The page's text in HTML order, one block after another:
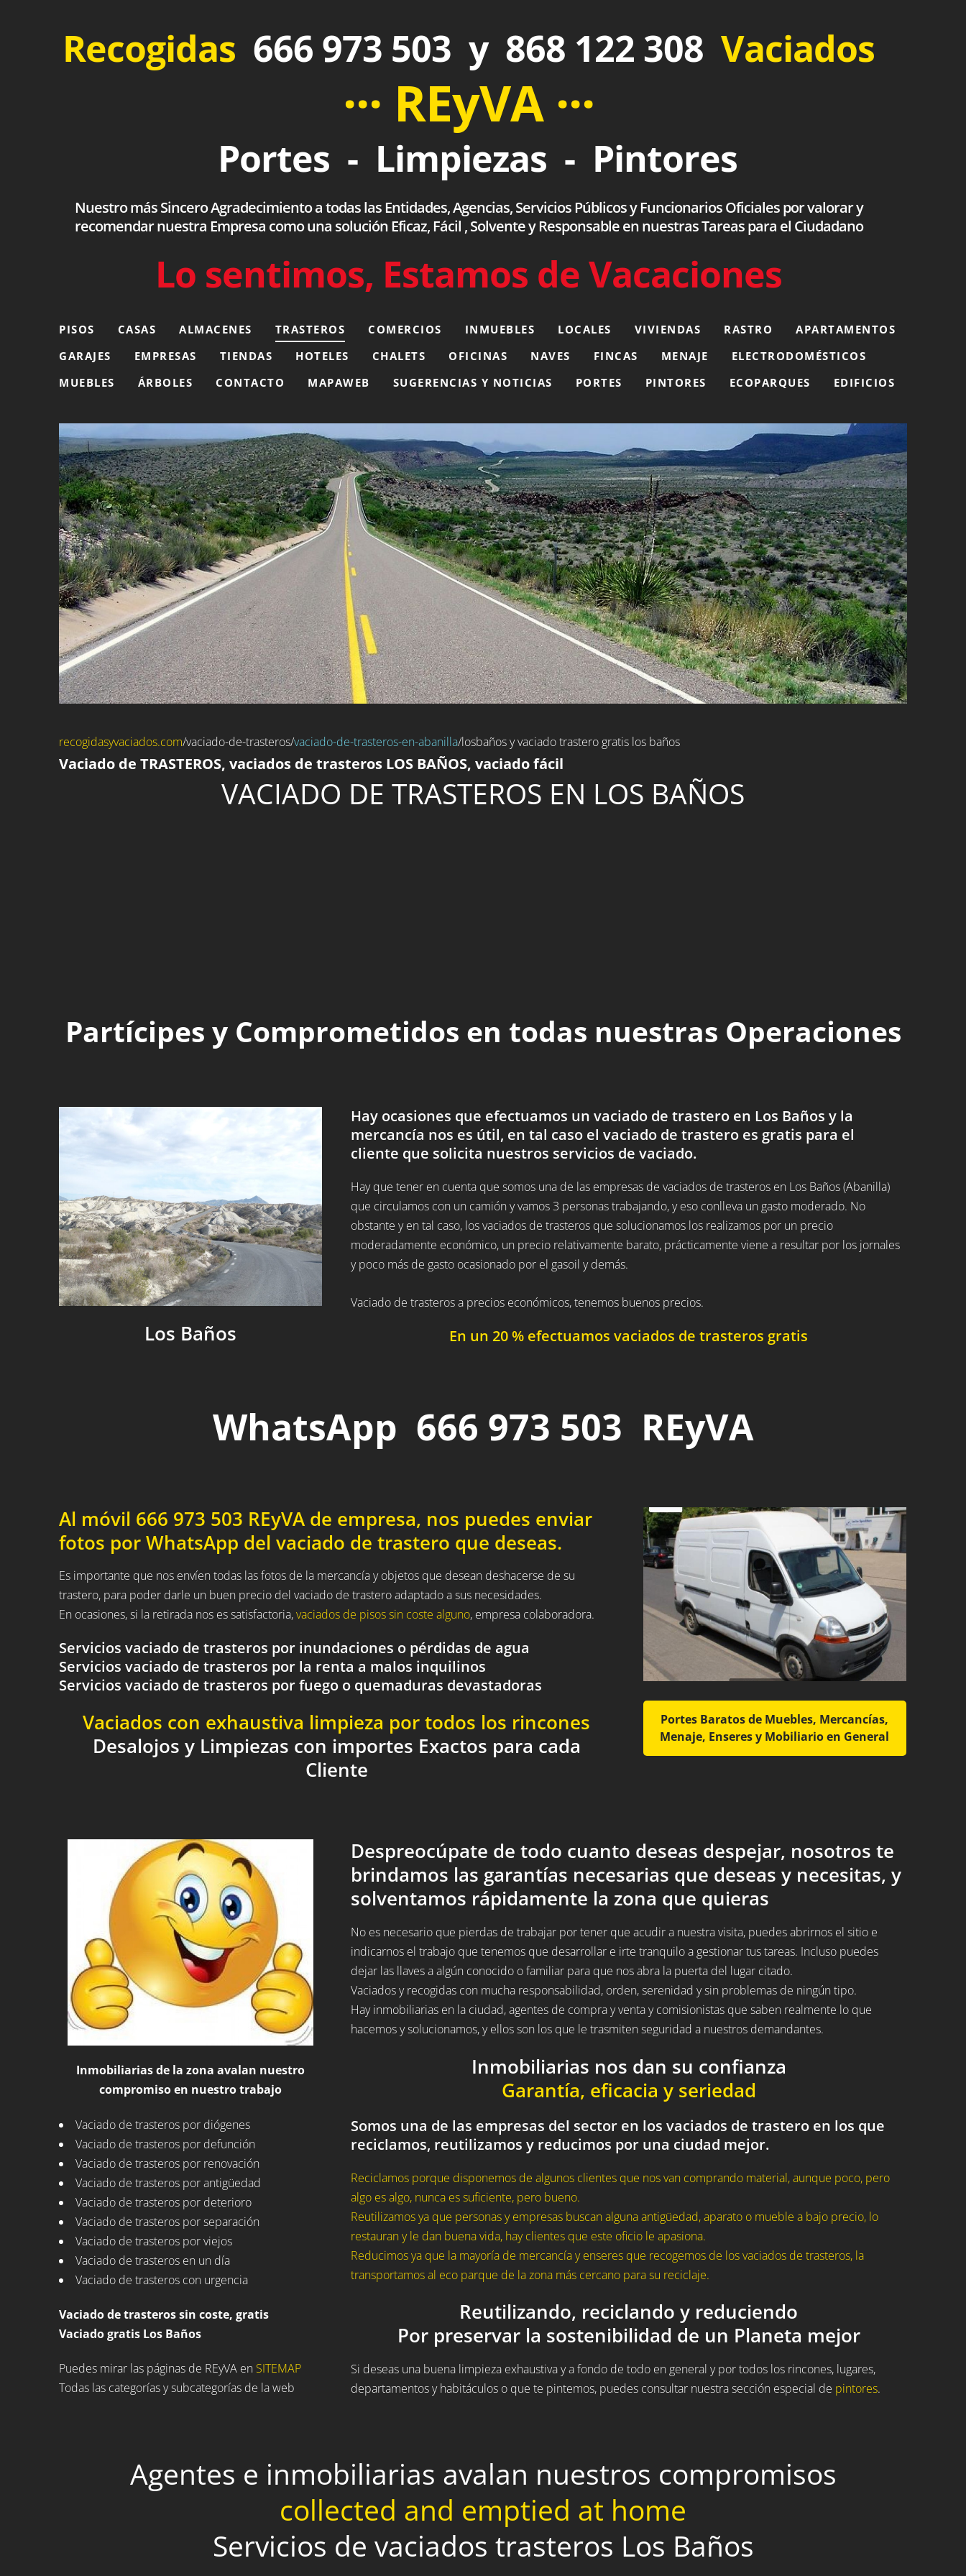
Recogidas 666 973 503 y 868 122 308 Vaciados
··· REyVA ···
Portes - Limpiezas - Pintores
Nuestro más Sincero Agradecimiento a todas las Entidades, Agencias, Servicios Públicos y Funcionarios Oficiales por valorar y
recomendar nuestra Empresa como una solución Eficaz, Fácil , Solvente y Responsable en nuestras Tareas para el Ciudadano
Lo sentimos, Estamos de Vacaciones
PISOS CASAS ALMACENES TRASTEROS COMERCIOS INMUEBLES LOCALES VIVIENDAS RASTRO
APARTAMENTOS
GARAJES
EMPRESAS TIENDAS HOTELES CHALETS OFICINAS NAVES FINCAS MENAJE
ELECTRODOMÉSTICOS
MUEBLES
ÁRBOLES CONTACTO MAPAWEB SUGERENCIAS Y NOTICIAS PORTES PINTORES ECOPARQUES EDIFICIOS
recogidasyvaciados.com/vaciado-de-trasteros/vaciado-de-trasteros-en-abanilla/losbaños y vaciado trastero gratis los baños
Vaciado de TRASTEROS, vaciados de trasteros LOS BAÑOS, vaciado fácil
VACIADO DE TRASTEROS EN LOS BAÑOS
Partícipes y Comprometidos en todas nuestras Operaciones
Los Baños
Hay ocasiones que efectuamos un vaciado de trastero en Los Baños y la
mercancía nos es útil, en tal caso el vaciado de trastero es gratis para el
cliente que solicita nuestros servicios de vaciado.
Hay que tener en cuenta que somos una de las empresas de vaciados de trasteros en Los Baños (Abanilla)
que circulamos con un camión y vamos 3 personas trabajando, y eso conlleva un gasto moderado. No
obstante y en tal caso, los vaciados de trasteros que solucionamos los realizamos por un precio
moderadamente económico, un precio relativamente barato, prácticamente viene a resultar por los jornales
y poco más de gasto ocasionado por el gasoil y demás.
Vaciado de trasteros a precios económicos, tenemos buenos precios.
En un 20 % efectuamos vaciados de trasteros gratis
WhatsApp 666 973 503 REyVA
Al móvil 666 973 503 REyVA de empresa, nos puedes enviar
fotos por WhatsApp del vaciado de trastero que deseas.
Es importante que nos envíen todas las fotos de la mercancía y objetos que desean deshacerse de su
trastero, para poder darle un buen precio del vaciado de trastero adaptado a sus necesidades.
En ocasiones, si la retirada nos es satisfactoria,vaciados de pisos sin coste alguno, empresa colaboradora.
Servicios vaciado de trasteros por inundaciones o pérdidas de agua
Servicios vaciado de trasteros por la renta a malos inquilinos
Servicios vaciado de trasteros por fuego o quemaduras devastadoras
Vaciados con exhaustiva limpieza por todos los rincones
Desalojos y Limpiezas con importes Exactos para cada
Cliente
Portes Baratos de Muebles, Mercancías,
Menaje, Enseres y Mobiliario en General
Inmobiliarias de la zona avalan nuestro
compromiso en nuestro trabajo
Vaciado de trasteros por diógenes
Vaciado de trasteros por defunción
Vaciado de trasteros por renovación
Vaciado de trasteros por antigüedad
Vaciado de trasteros por deterioro
Vaciado de trasteros por separación
Vaciado de trasteros por viejos
Vaciado de trasteros en un día
Vaciado de trasteros con urgencia
Vaciado de trasteros sin coste, gratis
Vaciado gratis Los Baños
Puedes mirar las páginas de REyVA en SITEMAP
Todas las categorías y subcategorías de la web
Despreocúpate de todo cuanto deseas despejar, nosotros te
brindamos las garantías necesarias que deseas y necesitas, y
solventamos rápidamente la zona que quieras
No es necesario que pierdas de trabajar por tener que acudir a nuestra visita, puedes abrirnos el sitio e
indicarnos el trabajo que tenemos que desarrollar e irte tranquilo a gestionar tus tareas. Incluso puedes
dejar las llaves a algún conocido o familiar para que nos abra la puerta del lugar citado.
Vaciados y recogidas con mucha responsabilidad, orden, serenidad y sin problemas de ningún tipo.
Hay inmobiliarias en la ciudad, agentes de compra y venta y comisionistas que saben realmente lo que
hacemos y solucionamos, y ellos son los que le trasmiten seguridad a nuestros demandantes.
Inmobiliarias nos dan su confianza
Garantía, eficacia y seriedad
Somos una de las empresas del sector en los vaciados de trastero en los que
reciclamos, reutilizamos y reducimos por una ciudad mejor.
Reciclamos porque disponemos de algunos clientes que nos van comprando material, aunque poco, pero
algo es algo, nunca es suficiente, pero bueno.
Reutilizamos ya que personas y empresas buscan alguna antigüedad, aparato o mueble a bajo precio, lo
restauran y le dan buena vida, hay clientes que este oficio le apasiona.
Reducimos ya que la mayoría de mercancía y enseres que recogemos de los vaciados de trasteros, la
transportamos al eco parque de la zona más cercano para su reciclaje.
Reutilizando, reciclando y reduciendo
Por preservar la sostenibilidad de un Planeta mejor
Si deseas una buena limpieza exhaustiva y a fondo de todo en general y por todos los rincones, lugares,
departamentos y habitáculos o que te pintemos, puedes consultar nuestra sección especial de pintores.
Agentes e inmobiliarias avalan nuestros compromisos
collected and emptied at home
Servicios de vaciados trasteros Los Baños